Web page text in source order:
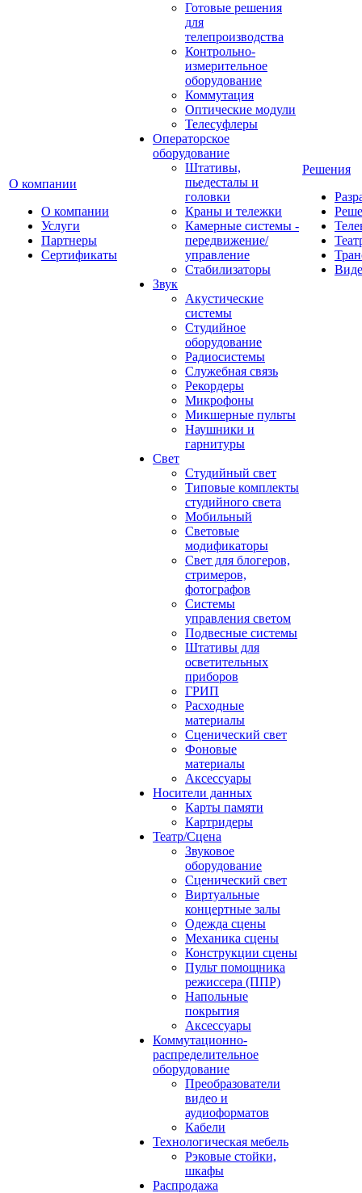
О компании
О компании
Услуги
Партнеры
Сертификаты
Готовые решения
для
телепроизводства
Контрольно-
измерительное
оборудование
Коммутация
Оптические модули
Телесуфлеры
Операторское
оборудование
Штативы,
пьедесталы и
головки
Краны и тележки
Камерные системы -
передвижение/
управление
Стабилизаторы
Звук
Акустические
системы
Студийное
оборудование
Радиосистемы
Служебная связь
Рекордеры
Микрофоны
Микшерные пульты
Наушники и
гарнитуры
Свет
Студийный свет
Типовые комплекты
студийного света
Мобильный
Световые
модификаторы
Свет для блогеров,
стримеров,
фотографов
Системы
управления светом
Подвесные системы
Штативы для
осветительных
приборов
ГРИП
Расходные
материалы
Сценический свет
Фоновые
материалы
Аксессуары
Носители данных
Карты памяти
Картридеры
Театр/Сцена
Звуковое
оборудование
Сценический свет
Виртуальные
концертные залы
Одежда сцены
Механика сцены
Конструкции сцены
Пульт помощника
режиссера (ППР)
Напольные
покрытия
Аксессуары
Коммутационно-
распределительное
оборудование
Преобразователи
видео и
аудиоформатов
Кабели
Технологическая мебель
Рэковые стойки,
шкафы
Распродажа
Решения